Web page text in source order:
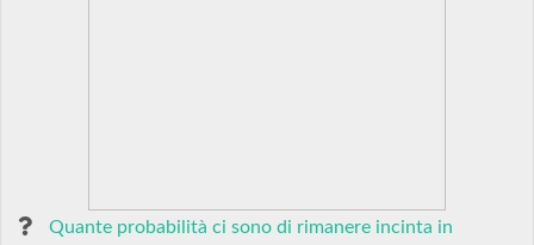
Quante probabilità ci sono di rimanere incinta in